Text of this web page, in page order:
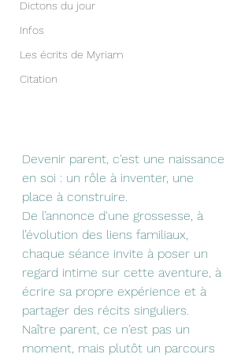
Dictons du jour
Infos
Les écrits de Myriam
Citation
Devenir parent, c'est une naissance
en soi : un rôle à inventer, une
place à construire.
De l’annonce d'une grossesse, à
l’évolution des liens familiaux,
chaque séance invite à poser un
regard intime sur cette aventure, à
écrire sa propre expérience et à
partager des récits singuliers.
Naître parent, ce n'est pas un
moment, mais plutôt un parcours